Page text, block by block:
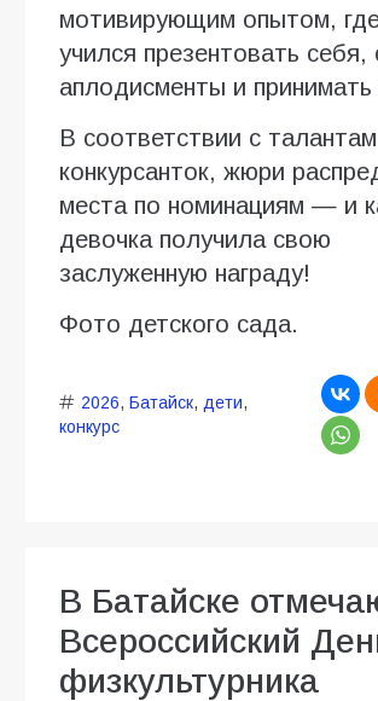
мотивирующим опытом,
учился презентовать
аплодисменты и принимать
В соответствии с талантам
конкурсанток, жюри
места по номинациям — и
девочка получила свою
заслуженную награду!
Фото детского сада.
2026, Батайск, дети,
конкурс
В Батайске
Всероссийский
физкультурника